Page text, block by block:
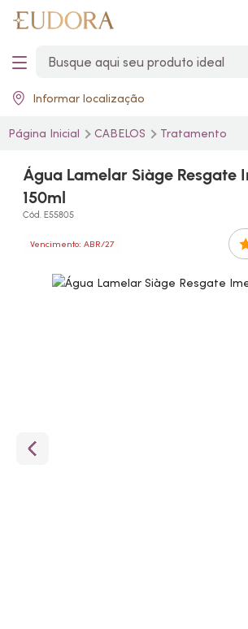
Informar localização
Página Inicial CABELOS Tratamento
Água Lamelar Siàge Resgate
150ml
Cód. E55805
Vencimento: ABR/27